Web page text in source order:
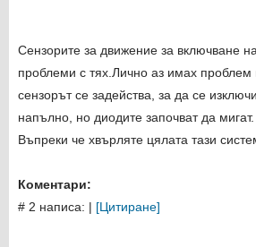
Сензорите за движение за включване
проблеми с тях.Лично аз имах проблем
сензорът се задейства, за да се
напълно, но диодите започват да
Въпреки че хвърляте цялата тази
Коментари:
# 2 написа: | [Цитиране]